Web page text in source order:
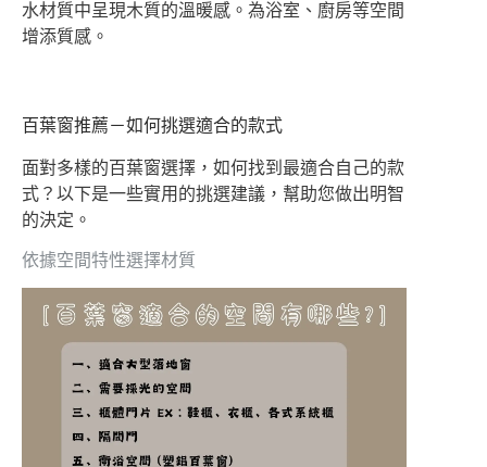
水材質中呈現木質的溫暖感。為浴室、廚房等空間
增添質感。
百葉窗推薦－如何挑選適合的款式
面對多樣的百葉窗選擇，如何找到最適合自己的款
式？以下是一些實用的挑選建議，幫助您做出明智
的決定。
依據空間特性選擇材質